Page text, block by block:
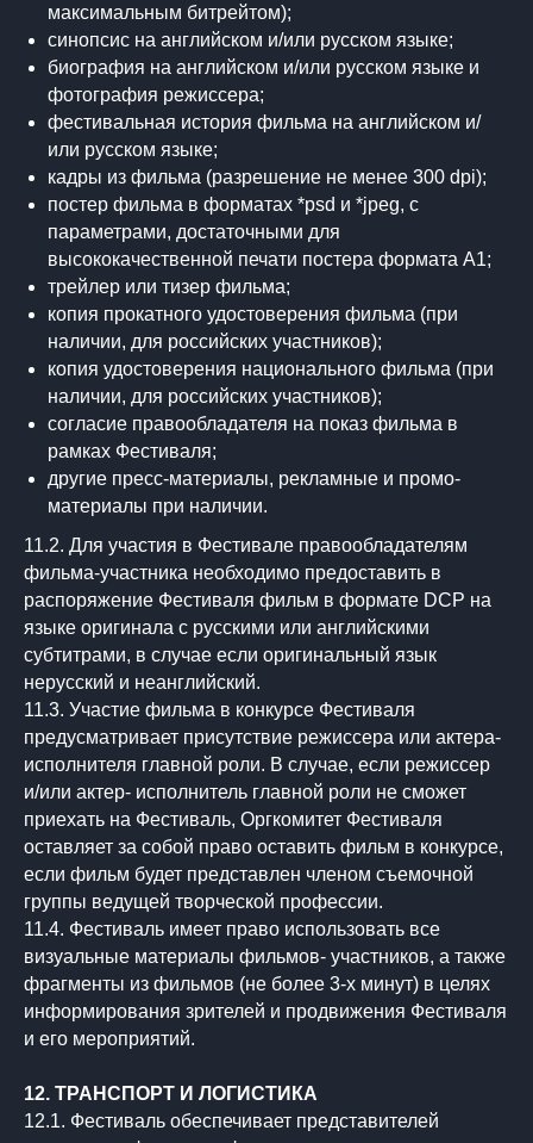
максимальным битрейтом);
синопсис на английском и/или русском языке;
биография на английском и/или русском языке и
фотография режиссера;
фестивальная история фильма на английском и/
или русском языке;
кадры из фильма (разрешение не менее 300 dpi);
постер фильма в форматах *psd и *jpeg, с
параметрами, достаточными для
высококачественной печати постера формата А1;
трейлер или тизер фильма;
копия прокатного удостоверения фильма (при
наличии, для российских участников);
копия удостоверения национального фильма (при
наличии, для российских участников);
согласие правообладателя на показ фильма в
рамках Фестиваля;
другие пресс-материалы, рекламные и промо-
материалы при наличии.
11.2. Для участия в Фестивале правообладателям
фильма-участника необходимо предоставить в
распоряжение Фестиваля фильм в формате DCP на
языке оригинала с русскими или английскими
субтитрами, в случае если оригинальный язык
нерусский и неанглийский.
11.3. Участие фильма в конкурсе Фестиваля
предусматривает присутствие режиссера или актера-
исполнителя главной роли. В случае, если режиссер
и/или актер- исполнитель главной роли не сможет
приехать на Фестиваль, Оргкомитет Фестиваля
оставляет за собой право оставить фильм в конкурсе,
если фильм будет представлен членом съемочной
группы ведущей творческой профессии.
11.4. Фестиваль имеет право использовать все
визуальные материалы фильмов- участников, а также
фрагменты из фильмов (не более 3-х минут) в целях
информирования зрителей и продвижения Фестиваля
и его мероприятий.
12. ТРАНСПОРТ И ЛОГИСТИКА
12.1. Фестиваль обеспечивает представителей